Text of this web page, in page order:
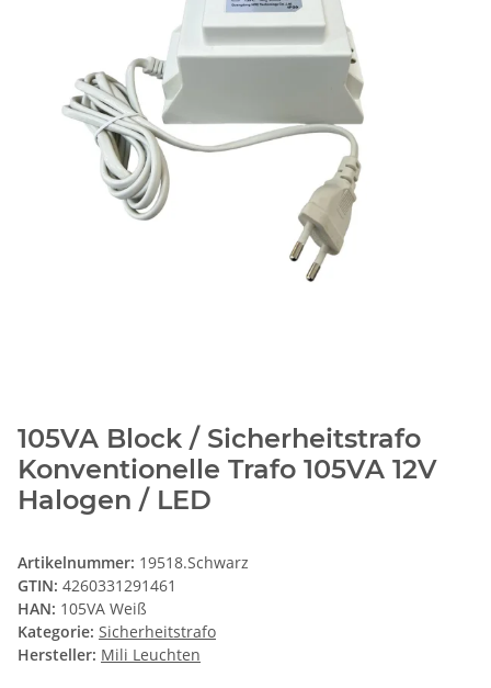
105VA Block / Sicherheitstrafo
Konventionelle Trafo 105VA 12V
Halogen / LED
Artikelnummer: 19518.Schwarz
GTIN: 4260331291461
HAN: 105VA Weiß
Kategorie: Sicherheitstrafo
Hersteller: Mili Leuchten